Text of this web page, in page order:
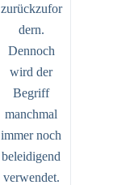
zurückzufor
dern.
Dennoch
wird der
Begriff
manchmal
immer noch
beleidigend
verwendet.